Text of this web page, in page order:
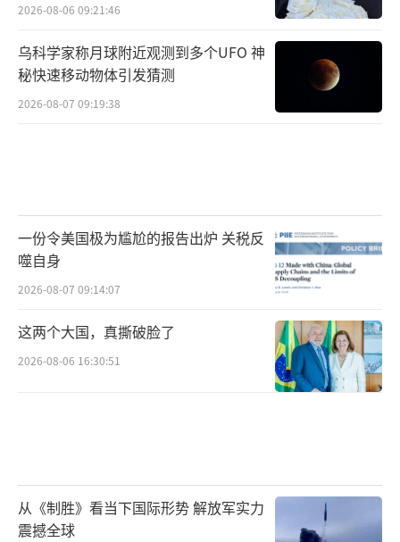
2026-08-06 09:21:46
乌科学家称月球附近观测到多个UFO 神
秘快速移动物体引发猜测
2026-08-07 09:19:38
一份令美国极为尴尬的报告出炉 关税反
噬自身
2026-08-07 09:14:07
这两个大国，真撕破脸了
2026-08-06 16:30:51
从《制胜》看当下国际形势 解放军实力
震撼全球